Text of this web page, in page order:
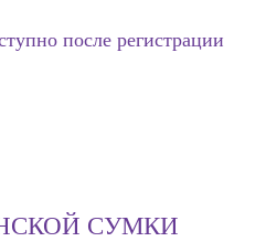
после регистрации
СУМКИ